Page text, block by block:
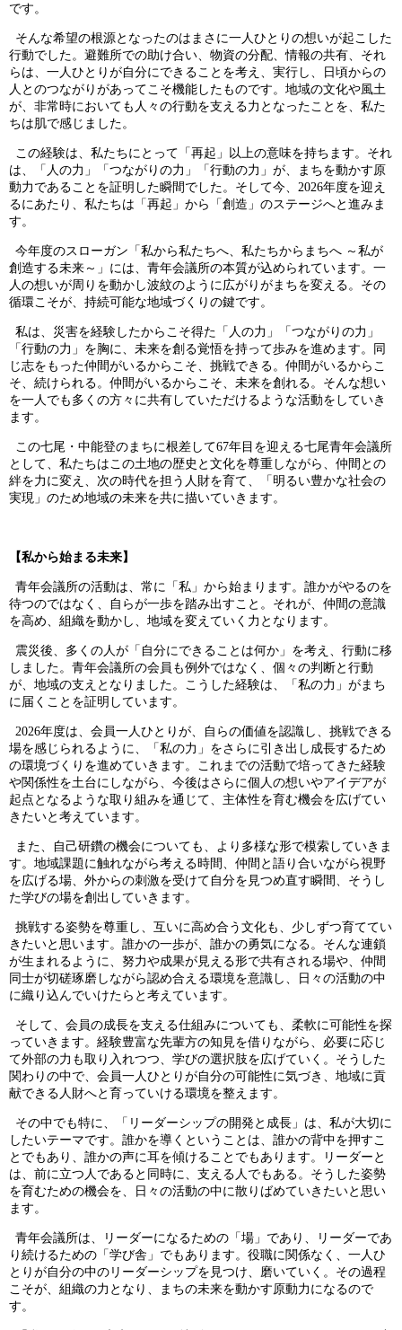
です。
そんな希望の根源となったのはまさに一人ひとりの想いが起こした
行動でした。避難所での助け合い、物資の分配、情報の共有、それ
らは、一人ひとりが自分にできることを考え、実行し、日頃からの
人とのつながりがあってこそ機能したものです。地域の文化や風土
が、非常時においても人々の行動を支える力となったことを、私た
ちは肌で感じました。
この経験は、私たちにとって「再起」以上の意味を持ちます。それ
は、「人の力」「つながりの力」「行動の力」が、まちを動かす原
動力であることを証明した瞬間でした。そして今、 2026年度を迎え
るにあたり、私たちは「再起」から「創造」のステージへと進みま
す。
今年度のスローガン「私から私たちへ、私たちからまちへ ～私が
創造する未来～」には、青年会議所の本質が込められています。一
人の想いが周りを動かし波紋のように広がりがまちを変える。その
循環こそが、持続可能な地域づくりの鍵です。
私は、災害を経験したからこそ得た「人の力」「つながりの力」
「行動の力」を胸に、未来を創る覚悟を持って歩みを進めます。同
じ志をもった仲間がいるからこそ、挑戦できる。仲間がいるからこ
そ、続けられる。仲間がいるからこそ、未来を創れる。そんな想い
を一人でも多くの方々に共有していただけるような活動をしていき
ます。
この七尾・中能登のまちに根差して67年目を迎える七尾青年会議所
として、私たちはこの土地の歴史と文化を尊重しながら、仲間との
絆を力に変え、次の時代を担う人財を育て、「明るい豊かな社会の
実現」のため地域の未来を共に描いていきます。
【私から始まる未来】
青年会議所の活動は、常に「私」から始まります。誰かがやるのを
待つのではなく、自らが一歩を踏み出すこと。それが、仲間の意識
を高め、組織を動かし、地域を変えていく力となります。
震災後、多くの人が「自分にできることは何か」を考え、行動に移
しました。青年会議所の会員も例外ではなく、個々の判断と行動
が、地域の支えとなりました。こうした経験は、「私の力」がまち
に届くことを証明しています。
2026年度は、会員一人ひとりが、自らの価値を認識し、挑戦できる
場を感じられるように、「私の力」をさらに引き出し成長するため
の環境づくりを進めていきます。
これまでの活動で培ってきた経験
や関係性を土台にしながら、今後はさらに個人の想いやアイデアが
起点となるような取り組みを通じて、主体性を育む機会を広げてい
きたいと考えています。
また、自己研鑽の機会についても、より多様な形で模索していきま
す。地域課題に触れながら考える時間、仲間と語り合いながら視野
を広げる場、外からの刺激を受けて自分を見つめ直す瞬間、そうし
た学びの場を創出していきます。
挑戦する姿勢を尊重し、互いに高め合う文化も、少しずつ育ててい
きたいと思います。誰かの一歩が、誰かの勇気になる。そんな連鎖
が生まれるように、努力や成果が見える形で共有される場や、仲間
同士が切磋琢磨しながら認め合える環境を意識し、日々の活動の中
に織り込んでいけたらと考えています。
そして、会員の成長を支える仕組みについても、柔軟に可能性を探
っていきます。経験豊富な先輩方の知見を借りながら、必要に応じ
て外部の力も取り入れつつ、学びの選択肢を広げていく。そうした
関わりの中で、会員一人ひとりが自分の可能性に気づき、地域に貢
献できる人財へと育っていける環境を整えます。
その中でも特に、「リーダーシップの開発と成長」は、私が大切に
したいテーマです。誰かを導くということは、誰かの背中を押すこ
とでもあり、誰かの声に耳を傾けることでもあります。リーダーと
は、前に立つ人であると同時に、支える人でもある。そうした姿勢
を育むための機会を、日々の活動の中に散りばめていきたいと思い
ます。
青年会議所は、リーダーになるための「場」であり、リーダーであ
り続けるための「学び舎」でもあります。役職に関係なく、一人ひ
とりが自分の中のリーダーシップを見つけ、磨いていく。その過程
こそが、組織の力となり、まちの未来を動かす原動力になるので
す。